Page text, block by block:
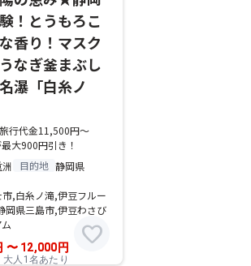
！とうもろこ
香り！マスク
なぎ釜まぶし
瀑「白糸ノ
行代金11,500円～
大900円引き！
目的地 静岡県
,白糸ノ滝,伊豆フルー
岡県三島市,伊豆わさび
〜12,000 円
大人1名あたり
favorite